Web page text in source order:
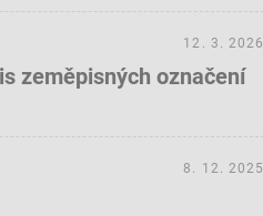
zeměpisných označení
12. 3. 2026
8. 12. 2025